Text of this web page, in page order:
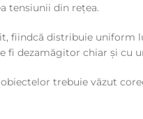
tensiunii din rețea.
fiindcă distribuie uniform
fi dezamăgitor chiar și cu
trebuie văzut